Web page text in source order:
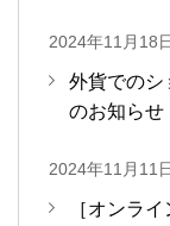
2024年11月18
外貨でのシ
のお知らせ
2024年11月11
［オンラ